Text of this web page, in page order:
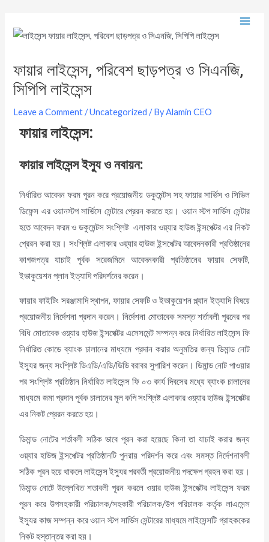
ফায়ার লাইসেন্স, পরিবেশ ছাড়পত্র ও সিএনজি,
সিপিপি লাইসেন্স
Leave a Comment /Uncategorized / ByAlamin CEO
ফায়ার লাইসেন্স:
ফায়ার লাইসেন্স ইস্যু ও নবায়ন:
নির্ধারিত আবেদন ফরম পূরন করে প্রয়োজনীয় ডকুমেন্টস সহ ফায়ার সার্ভিস ও সিভিল
ডিফেন্স এর ওয়ানস্টপ সার্ভিসে সেন্টারে প্রেরন করতে হয়। ওয়ান স্টপ সার্ভিস সেন্টার
হতে আবেদন ফরম ও ডকুমেন্টস সংশ্লিষ্ট এলাকার ওয়্যার হাউজ ইন্সপেক্টর এর নিকট
প্রেরন করা হয়। সংশ্লিষ্ট এলাকার ওয়্যার হাউজ ইন্সপেক্টর আবেদনকারী প্রতিষ্ঠানের
কাগজপত্র যাচাই পূর্বক সরেজমিনে আবেদনকারী প্রতিষ্ঠানের ফায়ার সেফটি,
ইভাকুয়েশন প্লান ইত্যাদি পরিদর্শনের করেন।
ফায়ার ফাইটিং সরঞ্জামাদি স্থাপন, ফায়ার সেফটি ও ইভাকুয়েশন প্ল্যান ইত্যাদি বিষয়ে
প্রয়োজনীয় নির্দেশনা প্রদান করেন। নির্দেশনা মোতাবেক সমস্ত শর্তাবলী পূরনের পর
বিধি মোতাবেক ওয়্যার হাউজ ইন্সপেক্টর এসেসমেন্ট সম্পন্ন করে নির্ধারিত লাইসেন্স ফি
নির্ধারিত কোডে ব্যাংক চালানের মাধ্যমে প্রদান করার অনুমতির জন্য ডিমান্ড নোট
ইস্যুর জন্য সংশ্লিষ্ট ডিএডি/এডি/ডিডি বরাবর সুপারিশ করেন। ডিমান্ড নোট পাওয়ার
পর সংশ্লিষ্ট প্রতিষ্ঠান নির্ধারিত লাইসেন্স ফি ০৩ কার্য দিবসের মধ্যে ব্যাংক চালানের
মাধ্যমে জমা প্রদান পূর্বক চালানের মূল কপি সংশ্লিষ্ট এলাকার ওয়্যার হাউজ ইন্সপেক্টর
এর নিকট প্রেরন করতে হয়।
ডিমান্ড নোটের শর্তাবলী সঠিক ভাবে পূরন করা হয়েছে কিনা তা যাচাই করার জন্য
ওয়্যার হাউজ ইন্সপেক্টর প্রতিষ্ঠানটি পুনরায় পরিদর্শন করে এবং সমস্ত নির্দেশনাবলী
সঠিক পূরন হয়ে থাকলে লাইসেন্স ইস্যুর পরবর্তী প্রয়োজনীয় পদক্ষেপ গ্রহন করা হয়।
ডিমান্ড নোটে উল্লেখিত শতাবলী পূরন করলে ওয়ার হাউজ ইন্সপেক্টর লাইসেন্স ফরম
পূরন করে উপসহকারী পরিচালক/সহকারী পরিচালক/উপ পরিচালক কর্তৃক লাএসেন্স
ইস্যুর কাজ সম্পন্ন করে ওয়ান স্টপ সার্ভিস সেন্টারের মাধ্যমে লাইসেন্সটি গ্রাহককের
নিকট হস্তান্তর করা হয়।